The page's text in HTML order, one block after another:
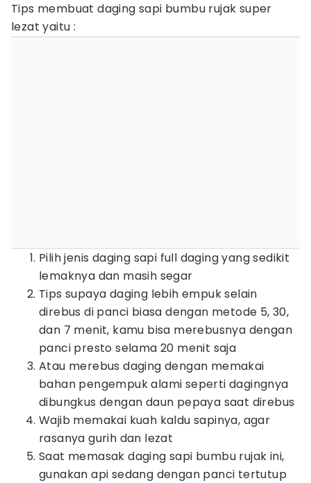
Tips membuat daging sapi bumbu rujak super
lezat yaitu :
Pilih jenis daging sapi full daging yang sedikit
lemaknya dan masih segar
Tips supaya daging lebih empuk selain
direbus di panci biasa dengan metode 5, 30,
dan 7 menit, kamu bisa merebusnya dengan
panci presto selama 20 menit saja
Atau merebus daging dengan memakai
bahan pengempuk alami seperti dagingnya
dibungkus dengan daun pepaya saat direbus
Wajib memakai kuah kaldu sapinya, agar
rasanya gurih dan lezat
Saat memasak daging sapi bumbu rujak ini,
gunakan api sedang dengan panci tertutup